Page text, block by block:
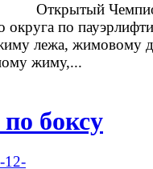
Открытый
округа по
лежа, жимовому
жиму,...
боксу